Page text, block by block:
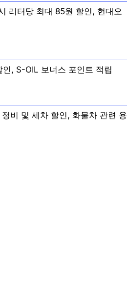
리터당 최대 85원 할인, 현대오
, S-OIL 보너스 포인트 적립
비 및 세차 할인, 화물차 관련 용